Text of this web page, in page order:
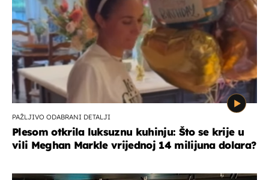
PAŽLJIVO ODABRANI DETALJI
Plesom otkrila luksuznu kuhinju: Što se krije u
vili Meghan Markle vrijednoj 14 milijuna dolara?